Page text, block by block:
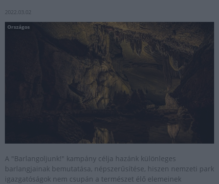
2022.03.02
Országos
A "Barlangoljunk!" kampány célja hazánk különleges
barlangjainak bemutatása, népszerűsítése, hiszen nemzeti park
igazgatóságok nem csupán a természet élő elemeinek